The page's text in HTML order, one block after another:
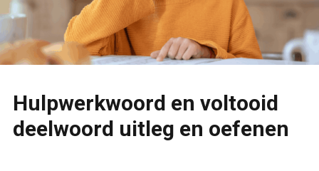
Hulpwerkwoord en voltooid
deelwoord uitleg en oefenen